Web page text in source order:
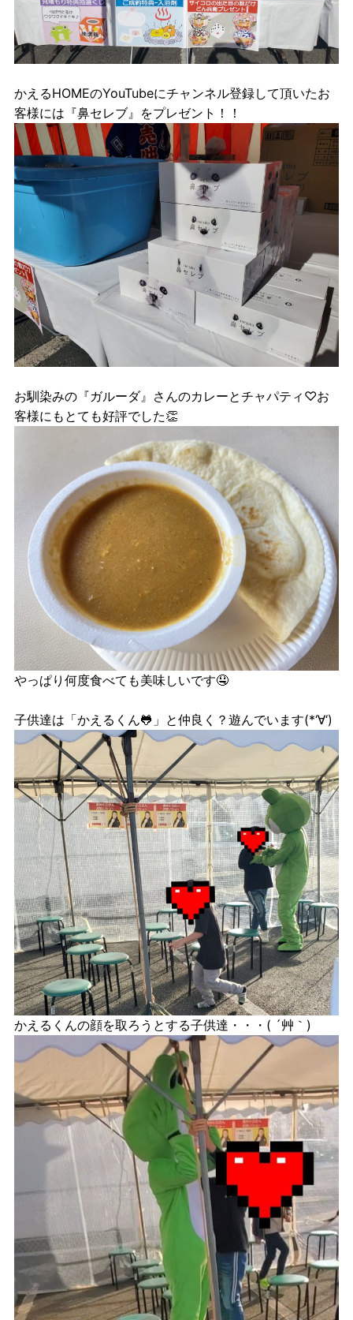
かえるHOMEのYouTubeにチャンネル登録して頂いたお
客様には『鼻セレブ』をプレゼント！！
お馴染みの『ガルーダ』さんのカレーとチャパティ♡お
客様にもとても好評でした👏
やっぱり何度食べても美味しいです🤤
子供達は「かえるくん🐸」と仲良く？遊んでいます(*‘∀‘)
かえるくんの顔を取ろうとする子供達・・・( ´艸｀)